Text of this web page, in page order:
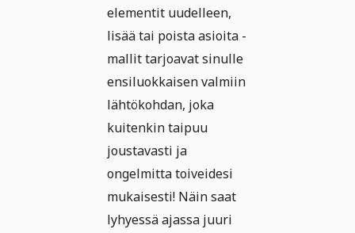
elementit uudelleen,
lisää tai poista asioita -
mallit tarjoavat sinulle
ensiluokkaisen valmiin
lähtökohdan, joka
kuitenkin taipuu
joustavasti ja
ongelmitta toiveidesi
mukaisesti! Näin saat
lyhyessä ajassa juuri